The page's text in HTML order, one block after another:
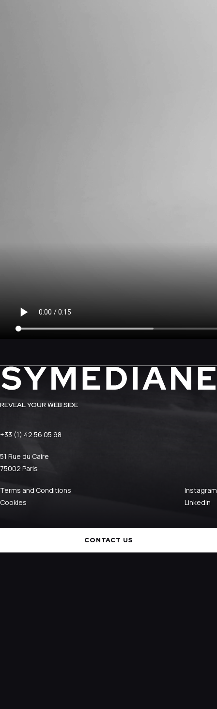
REVEAL YOUR WEB SIDE
+33 (1) 42 56 05 98
51 Rue du Caire
75002 Paris
Terms and Conditions
Cookies
Instagram
LinkedIn
CONTACT US